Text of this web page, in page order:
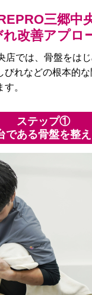
三郷中
れ改善アプロ
店では、骨盤をは
びれなどの根本的
。
ステップ①
である骨盤を整